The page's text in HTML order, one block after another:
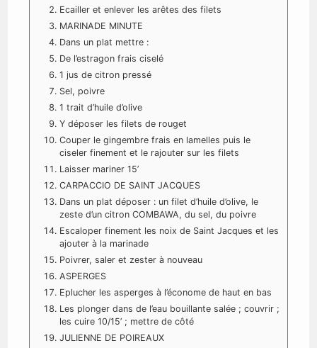
Ecailler et enlever les arêtes des filets
MARINADE MINUTE
Dans un plat mettre :
De l’estragon frais ciselé
1 jus de citron pressé
Sel, poivre
1 trait d’huile d’olive
Y déposer les filets de rouget
Couper le gingembre frais en lamelles puis le
ciseler finement et le rajouter sur les filets
Laisser mariner 15’
CARPACCIO DE SAINT JACQUES
Dans un plat déposer : un filet d’huile d’olive, le
zeste d’un citron COMBAWA, du sel, du poivre
Escaloper finement les noix de Saint Jacques et les
ajouter à la marinade
Poivrer, saler et zester à nouveau
ASPERGES
Eplucher les asperges à l’économe de haut en bas
Les plonger dans de l’eau bouillante salée ; couvrir ;
les cuire 10/15’ ; mettre de côté
JULIENNE DE POIREAUX